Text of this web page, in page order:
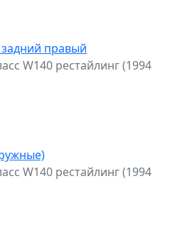
правый
W140 рестайлинг (1994
W140 рестайлинг (1994